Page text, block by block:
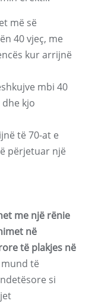
më së
40 vjeç, me
kur arrijnë
mbi 40
kjo
të 70-at e
përjetuar një
me një rënie
në
të plakjes në
të
si